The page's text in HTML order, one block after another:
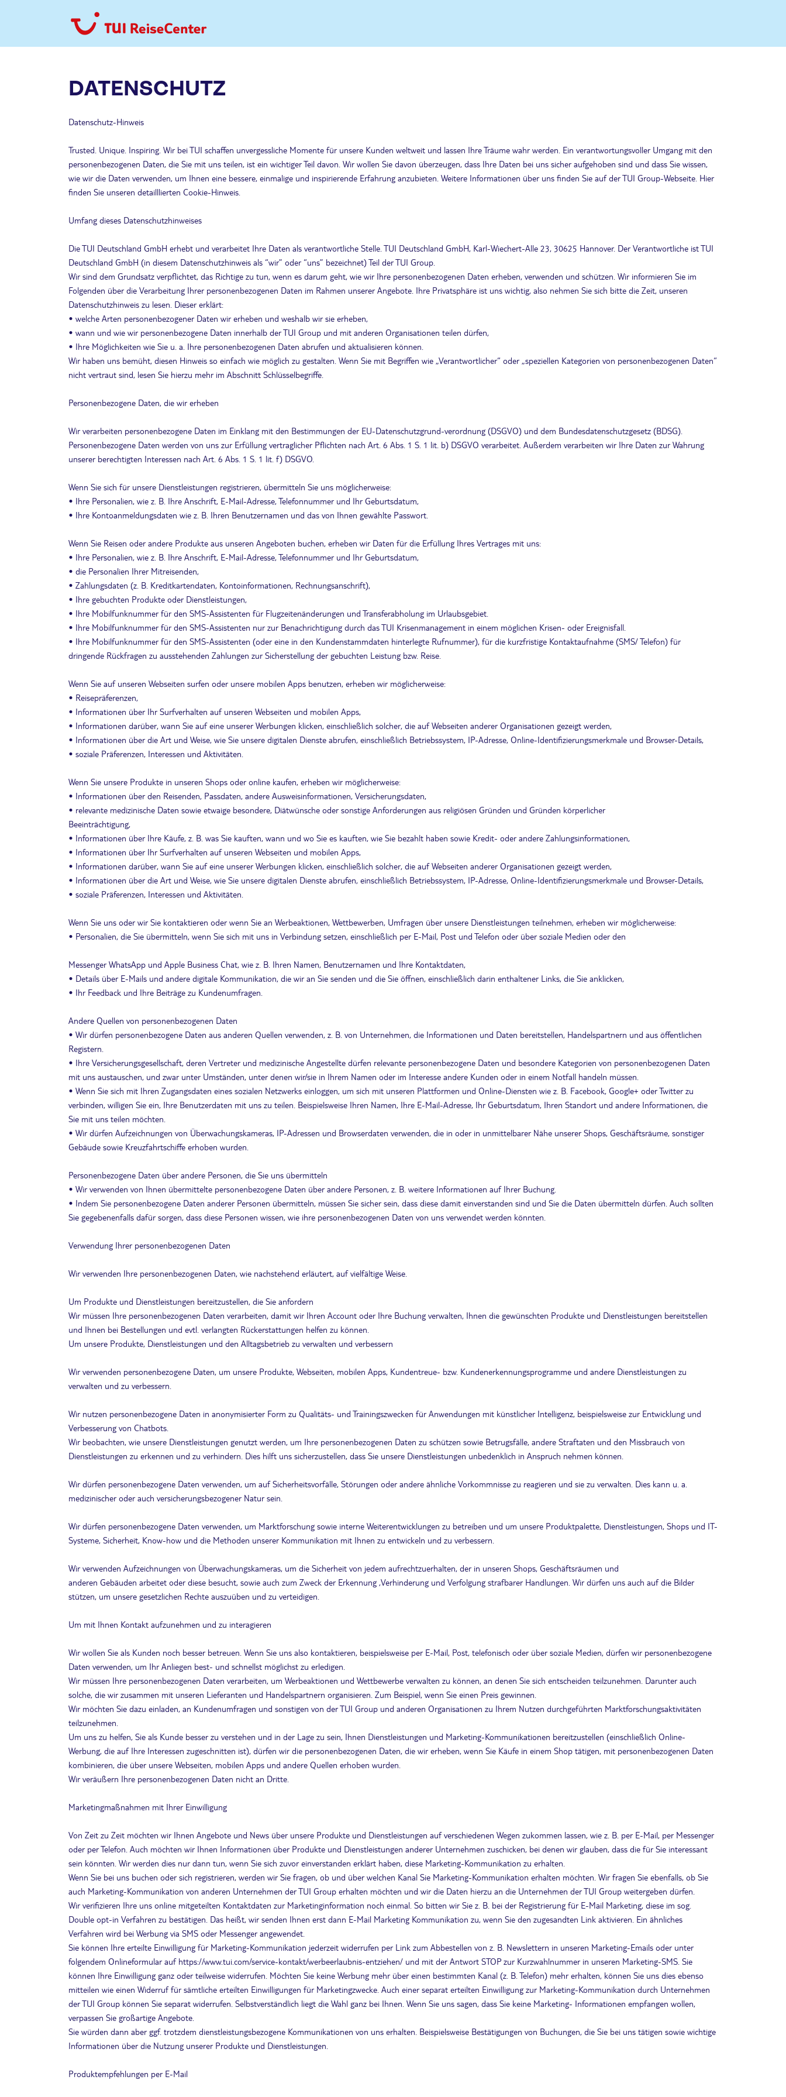
DATENSCHUTZ
Datenschutz-Hinweis
Trusted. Unique. Inspiring. Wir bei TUI schaffen unvergessliche Momente für unsere Kunden weltweit und lassen Ihre Träume wahr werden. Ein verantwortungsvoller Umgang mit den
personenbezogenen Daten, die Sie mit uns teilen, ist ein wichtiger Teil davon. Wir wollen Sie davon überzeugen, dass Ihre Daten bei uns sicher aufgehoben sind und dass Sie wissen,
wie wir die Daten verwenden, um Ihnen eine bessere, einmalige und inspirierende Erfahrung anzubieten. Weitere Informationen über uns finden Sie auf der TUI Group-Webseite. Hier
finden Sie unseren detailllierten Cookie-Hinweis.
Umfang dieses Datenschutzhinweises
Die TUI Deutschland GmbH erhebt und verarbeitet Ihre Daten als verantwortliche Stelle. TUI Deutschland GmbH, Karl-Wiechert-Alle 23, 30625 Hannover. Der Verantwortliche ist TUI
Deutschland GmbH (in diesem Datenschutzhinweis als “wir” oder “uns” bezeichnet) Teil der TUI Group.
Wir sind dem Grundsatz verpflichtet, das Richtige zu tun, wenn es darum geht, wie wir Ihre personenbezogenen Daten erheben, verwenden und schützen. Wir informieren Sie im
Folgenden über die Verarbeitung Ihrer personenbezogenen Daten im Rahmen unserer Angebote. Ihre Privatsphäre ist uns wichtig, also nehmen Sie sich bitte die Zeit, unseren
Datenschutzhinweis zu lesen. Dieser erklärt:
• welche Arten personenbezogener Daten wir erheben und weshalb wir sie erheben,
• wann und wie wir personenbezogene Daten innerhalb der TUI Group und mit anderen Organisationen teilen dürfen,
• Ihre Möglichkeiten wie Sie u. a. Ihre personenbezogenen Daten abrufen und aktualisieren können.
Wir haben uns bemüht, diesen Hinweis so einfach wie möglich zu gestalten. Wenn Sie mit Begriffen wie „Verantwortlicher“ oder „speziellen Kategorien von personenbezogenen Daten“
nicht vertraut sind, lesen Sie hierzu mehr im Abschnitt Schlüsselbegriffe.
Personenbezogene Daten, die wir erheben
Wir verarbeiten personenbezogene Daten im Einklang mit den Bestimmungen der EU-Datenschutzgrund-verordnung (DSGVO) und dem Bundesdatenschutzgesetz (BDSG).
Personenbezogene Daten werden von uns zur Erfüllung vertraglicher Pflichten nach Art. 6 Abs. 1 S. 1 lit. b) DSGVO verarbeitet. Außerdem verarbeiten wir Ihre Daten zur Wahrung
unserer berechtigten Interessen nach Art. 6 Abs. 1 S. 1 lit. f) DSGVO.
Wenn Sie sich für unsere Dienstleistungen registrieren, übermitteln Sie uns möglicherweise:
• Ihre Personalien, wie z. B. Ihre Anschrift, E-Mail-Adresse, Telefonnummer und Ihr Geburtsdatum,
• Ihre Kontoanmeldungsdaten wie z. B. Ihren Benutzernamen und das von Ihnen gewählte Passwort.
Wenn Sie Reisen oder andere Produkte aus unseren Angeboten buchen, erheben wir Daten für die Erfüllung Ihres Vertrages mit uns:
• Ihre Personalien, wie z. B. Ihre Anschrift, E-Mail-Adresse, Telefonnummer und Ihr Geburtsdatum,
• die Personalien Ihrer Mitreisenden,
• Zahlungsdaten (z. B. Kreditkartendaten, Kontoinformationen, Rechnungsanschrift),
• Ihre gebuchten Produkte oder Dienstleistungen,
• Ihre Mobilfunknummer für den SMS-Assistenten für Flugzeitenänderungen und Transferabholung im Urlaubsgebiet.
• Ihre Mobilfunknummer für den SMS-Assistenten nur zur Benachrichtigung durch das TUI Krisenmanagement in einem möglichen Krisen- oder Ereignisfall.
• Ihre Mobilfunknummer für den SMS-Assistenten (oder eine in den Kundenstammdaten hinterlegte Rufnummer), für die kurzfristige Kontaktaufnahme (SMS/ Telefon) für
dringende Rückfragen zu ausstehenden Zahlungen zur Sicherstellung der gebuchten Leistung bzw. Reise.
Wenn Sie auf unseren Webseiten surfen oder unsere mobilen Apps benutzen, erheben wir möglicherweise:
• Reisepräferenzen,
• Informationen über Ihr Surfverhalten auf unseren Webseiten und mobilen Apps,
• Informationen darüber, wann Sie auf eine unserer Werbungen klicken, einschließlich solcher, die auf Webseiten anderer Organisationen gezeigt werden,
• Informationen über die Art und Weise, wie Sie unsere digitalen Dienste abrufen, einschließlich Betriebssystem, IP-Adresse, Online-Identifizierungsmerkmale und Browser-Details,
• soziale Präferenzen, Interessen und Aktivitäten.
Wenn Sie unsere Produkte in unseren Shops oder online kaufen, erheben wir möglicherweise:
• Informationen über den Reisenden, Passdaten, andere Ausweisinformationen, Versicherungsdaten,
• relevante medizinische Daten sowie etwaige besondere, Diätwünsche oder sonstige Anforderungen aus religiösen Gründen und Gründen körperlicher
Beeinträchtigung,
• Informationen über Ihre Käufe, z. B. was Sie kauften, wann und wo Sie es kauften, wie Sie bezahlt haben sowie Kredit- oder andere Zahlungsinformationen,
• Informationen über Ihr Surfverhalten auf unseren Webseiten und mobilen Apps,
• Informationen darüber, wann Sie auf eine unserer Werbungen klicken, einschließlich solcher, die auf Webseiten anderer Organisationen gezeigt werden,
• Informationen über die Art und Weise, wie Sie unsere digitalen Dienste abrufen, einschließlich Betriebssystem, IP-Adresse, Online-Identifizierungsmerkmale und Browser-Details,
• soziale Präferenzen, Interessen und Aktivitäten.
Wenn Sie uns oder wir Sie kontaktieren oder wenn Sie an Werbeaktionen, Wettbewerben, Umfragen über unsere Dienstleistungen teilnehmen, erheben wir möglicherweise:
• Personalien, die Sie übermitteln, wenn Sie sich mit uns in Verbindung setzen, einschließlich per E-Mail, Post und Telefon oder über soziale Medien oder den
Messenger WhatsApp und Apple Business Chat, wie z. B. Ihren Namen, Benutzernamen und Ihre Kontaktdaten,
• Details über E-Mails und andere digitale Kommunikation, die wir an Sie senden und die Sie öffnen, einschließlich darin enthaltener Links, die Sie anklicken,
• Ihr Feedback und Ihre Beiträge zu Kundenumfragen.
Andere Quellen von personenbezogenen Daten
• Wir dürfen personenbezogene Daten aus anderen Quellen verwenden, z. B. von Unternehmen, die Informationen und Daten bereitstellen, Handelspartnern und aus öffentlichen
Registern.
• Ihre Versicherungsgesellschaft, deren Vertreter und medizinische Angestellte dürfen relevante personenbezogene Daten und besondere Kategorien von personenbezogenen Daten
mit uns austauschen, und zwar unter Umständen, unter denen wir/sie in Ihrem Namen oder im Interesse andere Kunden oder in einem Notfall handeln müssen.
• Wenn Sie sich mit Ihren Zugangsdaten eines sozialen Netzwerks einloggen, um sich mit unseren Plattformen und Online-Diensten wie z. B. Facebook, Google+ oder Twitter zu
verbinden, willigen Sie ein, Ihre Benutzerdaten mit uns zu teilen. Beispielsweise Ihren Namen, Ihre E-Mail-Adresse, Ihr Geburtsdatum, Ihren Standort und andere Informationen, die
Sie mit uns teilen möchten.
• Wir dürfen Aufzeichnungen von Überwachungskameras, IP-Adressen und Browserdaten verwenden, die in oder in unmittelbarer Nähe unserer Shops, Geschäftsräume, sonstiger
Gebäude sowie Kreuzfahrtschiffe erhoben wurden.
Personenbezogene Daten über andere Personen, die Sie uns übermitteln
• Wir verwenden von Ihnen übermittelte personenbezogene Daten über andere Personen, z. B. weitere Informationen auf Ihrer Buchung.
• Indem Sie personenbezogene Daten anderer Personen übermitteln, müssen Sie sicher sein, dass diese damit einverstanden sind und Sie die Daten übermitteln dürfen. Auch sollten
Sie gegebenenfalls dafür sorgen, dass diese Personen wissen, wie ihre personenbezogenen Daten von uns verwendet werden könnten.
Verwendung Ihrer personenbezogenen Daten
Wir verwenden Ihre personenbezogenen Daten, wie nachstehend erläutert, auf vielfältige Weise.
Um Produkte und Dienstleistungen bereitzustellen, die Sie anfordern
Wir müssen Ihre personenbezogenen Daten verarbeiten, damit wir Ihren Account oder Ihre Buchung verwalten, Ihnen die gewünschten Produkte und Dienstleistungen bereitstellen
und Ihnen bei Bestellungen und evtl. verlangten Rückerstattungen helfen zu können.
Um unsere Produkte, Dienstleistungen und den Alltagsbetrieb zu verwalten und verbessern
Wir verwenden personenbezogene Daten, um unsere Produkte, Webseiten, mobilen Apps, Kundentreue- bzw. Kundenerkennungsprogramme und andere Dienstleistungen zu
verwalten und zu verbessern.
Wir nutzen personenbezogene Daten in anonymisierter Form zu Qualitäts- und Trainingszwecken für Anwendungen mit künstlicher Intelligenz, beispielsweise zur Entwicklung und
Verbesserung von Chatbots.
Wir beobachten, wie unsere Dienstleistungen genutzt werden, um Ihre personenbezogenen Daten zu schützen sowie Betrugsfälle, andere Straftaten und den Missbrauch von
Dienstleistungen zu erkennen und zu verhindern. Dies hilft uns sicherzustellen, dass Sie unsere Dienstleistungen unbedenklich in Anspruch nehmen können.
Wir dürfen personenbezogene Daten verwenden, um auf Sicherheitsvorfälle, Störungen oder andere ähnliche Vorkommnisse zu reagieren und sie zu verwalten. Dies kann u. a.
medizinischer oder auch versicherungsbezogener Natur sein.
Wir dürfen personenbezogene Daten verwenden, um Marktforschung sowie interne Weiterentwicklungen zu betreiben und um unsere Produktpalette, Dienstleistungen, Shops und IT-
Systeme, Sicherheit, Know-how und die Methoden unserer Kommunikation mit Ihnen zu entwickeln und zu verbessern.
Wir verwenden Aufzeichnungen von Überwachungskameras, um die Sicherheit von jedem aufrechtzuerhalten, der in unseren Shops, Geschäftsräumen und
anderen Gebäuden arbeitet oder diese besucht, sowie auch zum Zweck der Erkennung ,Verhinderung und Verfolgung strafbarer Handlungen. Wir dürfen uns auch auf die Bilder
stützen, um unsere gesetzlichen Rechte auszuüben und zu verteidigen.
Um mit Ihnen Kontakt aufzunehmen und zu interagieren
Wir wollen Sie als Kunden noch besser betreuen. Wenn Sie uns also kontaktieren, beispielsweise per E-Mail, Post, telefonisch oder über soziale Medien, dürfen wir personenbezogene
Daten verwenden, um Ihr Anliegen best- und schnellst möglichst zu erledigen.
Wir müssen Ihre personenbezogenen Daten verarbeiten, um Werbeaktionen und Wettbewerbe verwalten zu können, an denen Sie sich entscheiden teilzunehmen. Darunter auch
solche, die wir zusammen mit unseren Lieferanten und Handelspartnern organisieren. Zum Beispiel, wenn Sie einen Preis gewinnen.
Wir möchten Sie dazu einladen, an Kundenumfragen und sonstigen von der TUI Group und anderen Organisationen zu Ihrem Nutzen durchgeführten Marktforschungsaktivitäten
teilzunehmen.
Um uns zu helfen, Sie als Kunde besser zu verstehen und in der Lage zu sein, Ihnen Dienstleistungen und Marketing-Kommunikationen bereitzustellen (einschließlich Online-
Werbung, die auf Ihre Interessen zugeschnitten ist), dürfen wir die personenbezogenen Daten, die wir erheben, wenn Sie Käufe in einem Shop tätigen, mit personenbezogenen Daten
kombinieren, die über unsere Webseiten, mobilen Apps und andere Quellen erhoben wurden.
Wir veräußern Ihre personenbezogenen Daten nicht an Dritte.
Marketingmaßnahmen mit Ihrer Einwilligung
Von Zeit zu Zeit möchten wir Ihnen Angebote und News über unsere Produkte und Dienstleistungen auf verschiedenen Wegen zukommen lassen, wie z. B. per E-Mail, per Messenger
oder per Telefon. Auch möchten wir Ihnen Informationen über Produkte und Dienstleistungen anderer Unternehmen zuschicken, bei denen wir glauben, dass die für Sie interessant
sein könnten. Wir werden dies nur dann tun, wenn Sie sich zuvor einverstanden erklärt haben, diese Marketing-Kommunikation zu erhalten.
Wenn Sie bei uns buchen oder sich registrieren, werden wir Sie fragen, ob und über welchen Kanal Sie Marketing-Kommunikation erhalten möchten. Wir fragen Sie ebenfalls, ob Sie
auch Marketing-Kommunikation von anderen Unternehmen der TUI Group erhalten möchten und wir die Daten hierzu an die Unternehmen der TUI Group weitergeben dürfen.
Wir verifizieren Ihre uns online mitgeteilten Kontaktdaten zur Marketinginformation noch einmal. So bitten wir Sie z. B. bei der Registrierung für E-Mail Marketing, diese im sog.
Double opt-in Verfahren zu bestätigen. Das heißt, wir senden Ihnen erst dann E-Mail Marketing Kommunikation zu, wenn Sie den zugesandten Link aktivieren. Ein ähnliches
Verfahren wird bei Werbung via SMS oder Messenger angewendet.
Sie können Ihre erteilte Einwilligung für Marketing-Kommunikation jederzeit widerrufen per Link zum Abbestellen von z. B. Newslettern in unseren Marketing-Emails oder unter
folgendem Onlineformular auf https://www.tui.com/service-kontakt/werbeerlaubnis-entziehen/ und mit der Antwort STOP zur Kurzwahlnummer in unseren Marketing-SMS. Sie
können Ihre Einwilligung ganz oder teilweise widerrufen. Möchten Sie keine Werbung mehr über einen bestimmten Kanal (z. B. Telefon) mehr erhalten, können Sie uns dies ebenso
mitteilen wie einen Widerruf für sämtliche erteilten Einwilligungen für Marketingzwecke. Auch einer separat erteilten Einwilligung zur Marketing-Kommunikation durch Unternehmen
der TUI Group können Sie separat widerrufen. Selbstverständlich liegt die Wahl ganz bei Ihnen. Wenn Sie uns sagen, dass Sie keine Marketing- Informationen empfangen wollen,
verpassen Sie großartige Angebote.
Sie würden dann aber ggf. trotzdem dienstleistungsbezogene Kommunikationen von uns erhalten. Beispielsweise Bestätigungen von Buchungen, die Sie bei uns tätigen sowie wichtige
Informationen über die Nutzung unserer Produkte und Dienstleistungen.
Produktempfehlungen per E-Mail